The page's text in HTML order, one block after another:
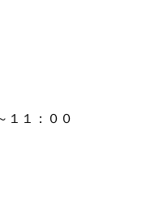
１１：００